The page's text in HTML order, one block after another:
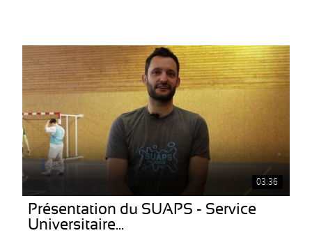
03:36
Présentation du SUAPS - Service
Universitaire...